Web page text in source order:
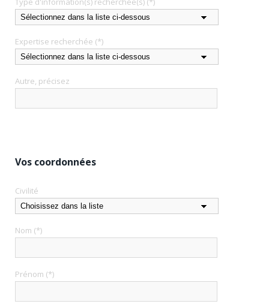
Expertise recherchée (*)
Autre, précisez
Vos coordonnées
Civilité
Nom (*)
Prénom (*)